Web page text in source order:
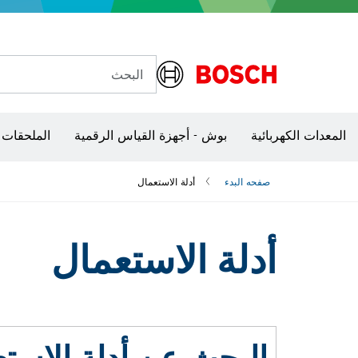
البحث
المعدات الكهربائية بوش - أجهزة القياس الرقمية
صفحه البدء أدلة الاستعمال
أدلة الاستعمال